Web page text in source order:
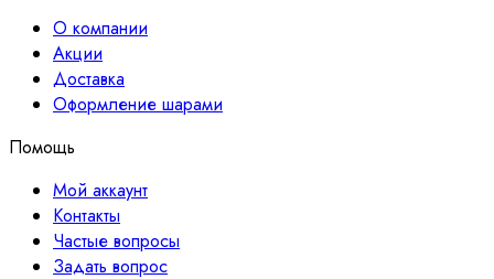
О компании
Акции
Доставка
Оформление шарами
Помощь
Мой аккаунт
Контакты
Частые вопросы
Задать вопрос